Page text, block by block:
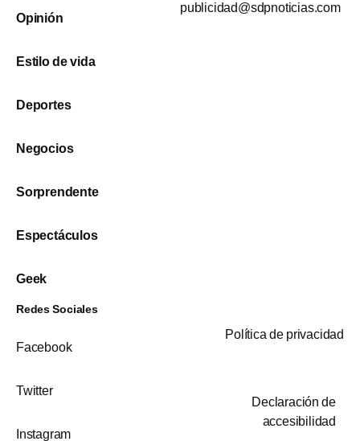
Opinión
Estilo de vida
Deportes
Negocios
Sorprendente
Espectáculos
Geek
publicidad@sdpnoticias.com
Redes Sociales
Facebook
Twitter
Instagram
Política de privacidad
Declaración de
accesibilidad